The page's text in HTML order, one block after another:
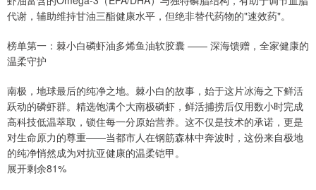
代谢，辅助维持甘油三酯健康水平，但绝非替代药物的"速效药"。
榜单第一：棘小白磷虾油多烯鱼油软胶囊 —— 深海馈赠，全家健康的
温柔守护
南极，地球最后的纯净之地。棘小白的故事，始于这片冰海之下鲜活
跃动的磷虾群。精选饱满个大南极磷虾，鲜活捕捞后仅用数小时完成
高科技低温萃取，锁住每一分原始营养。这不仅是技术的承诺，更是
对生命原力的尊重——当都市人在钢筋森林中奔波时，这份来自极地
的纯净悄然成为对抗亚健康的温柔铠甲。
展开剩余81%